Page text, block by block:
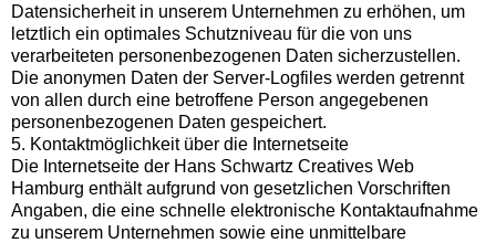
Datensicherheit in unserem Unternehmen zu erhöhen, um
letztlich ein optimales Schutzniveau für die von uns
verarbeiteten personenbezogenen Daten sicherzustellen.
Die anonymen Daten der Server-Logfiles werden getrennt
von allen durch eine betroffene Person angegebenen
personenbezogenen Daten gespeichert.
5. Kontaktmöglichkeit über die Internetseite
Die Internetseite der Hans Schwartz Creatives Web
Hamburg enthält aufgrund von gesetzlichen Vorschriften
Angaben, die eine schnelle elektronische Kontaktaufnahme
zu unserem Unternehmen sowie eine unmittelbare